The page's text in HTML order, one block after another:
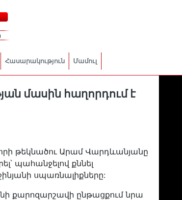
Հասարակություն Մամուլ
մասին հաղորդում է
թեկնածու Արամ Վարդևանյանը
պահանջելով քննել
սպառնալիքները:
քարոզարշավի ընթացքում նրա